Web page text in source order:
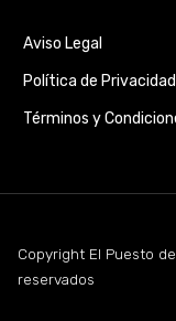
Aviso Legal
Política de Privacidad
Términos y
Copyright El Puesto
reservados